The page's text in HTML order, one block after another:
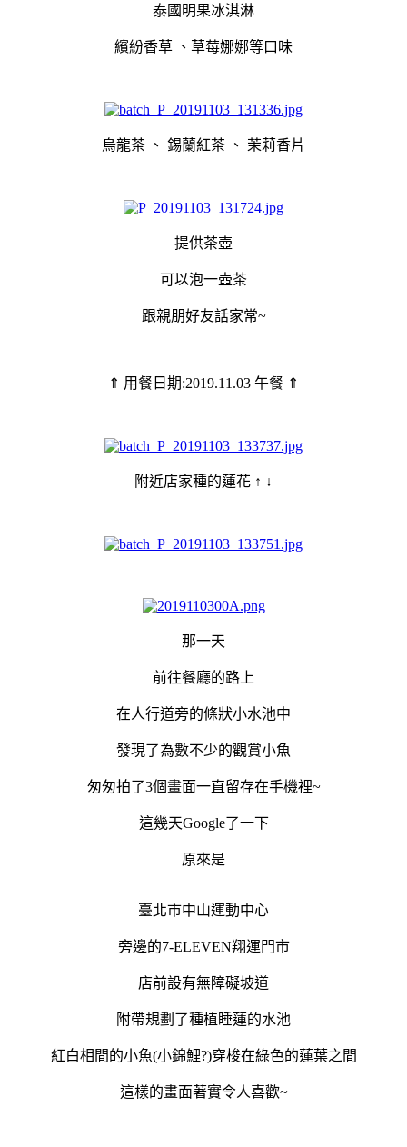
泰國明果冰淇淋
繽紛香草 、草莓娜娜等口味
烏龍茶 、 錫蘭紅茶 、 茉莉香片
提供茶壺
可以泡一壺茶
跟親朋好友話家常~
⇑ 用餐日期:2019.11.03 午餐 ⇑
附近店家種的蓮花 ↑ ↓
那一天
前往餐廳的路上
在人行道旁的條狀小水池中
發現了為數不少的觀賞小魚
匆匆拍了3個畫面一直留存在手機裡~
這幾天Google了一下
原來是
臺北市中山運動中心
旁邊的7-ELEVEN翔運門市
店前設有無障礙坡道
附帶規劃了種植睡蓮的水池
紅白相間的小魚(小錦鯉?)穿梭在綠色的蓮葉之間
這樣的畫面著實令人喜歡~